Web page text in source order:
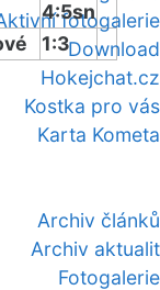
fotogalerie
Download
Hokejchat.cz
Kostka pro vás
Karta Kometa
Archiv článků
Archiv aktualit
Fotogalerie
4:5sn
1:3